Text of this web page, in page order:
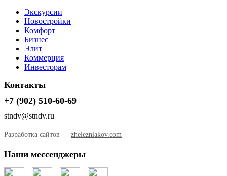
Экскурсии
Новостройки
Комфорт
Бизнес
Элит
Коммерция
Инвесторам
Контакты
+7 (902) 510-60-69
stndv@stndv.ru
Разработка сайтов — zhelezniakov.com
Наши мессенджеры